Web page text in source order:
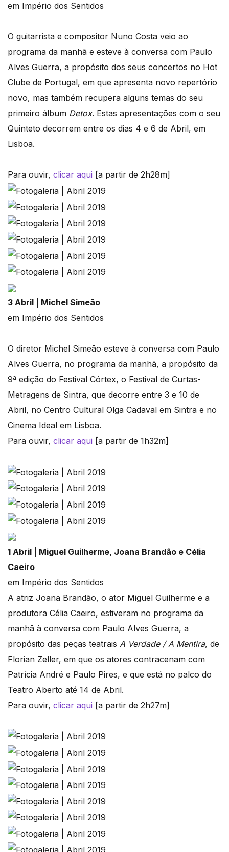
em Império dos Sentidos
O guitarrista e compositor Nuno Costa veio ao
programa da manhã e esteve à conversa com Paulo
Alves Guerra, a propósito dos seus concertos no Hot
Clube de Portugal, em que apresenta novo repertório
novo, mas também recupera alguns temas do seu
primeiro álbum Detox. Estas apresentações com o seu
Quinteto decorrem entre os dias 4 e 6 de Abril, em
Lisboa.
Para ouvir, clicar aqui [a partir de 2h28m]
3 Abril | Michel Simeão
em Império dos Sentidos
O diretor Michel Simeão esteve à conversa com Paulo
Alves Guerra, no programa da manhã, a propósito da
9ª edição do Festival Córtex, o Festival de Curtas-
Metragens de Sintra, que decorre entre 3 e 10 de
Abril, no Centro Cultural Olga Cadaval em Sintra e no
Cinema Ideal em Lisboa.
Para ouvir, clicar aqui [a partir de 1h32m]
1 Abril | Miguel Guilherme, Joana Brandão e Célia
Caeiro
em Império dos Sentidos
A atriz Joana Brandão, o ator Miguel Guilherme e a
produtora Célia Caeiro, estiveram no programa da
manhã à conversa com Paulo Alves Guerra, a
propósito das peças teatrais A Verdade / A Mentira, de
Florian Zeller, em que os atores contracenam com
Patrícia André e Paulo Pires, e que está no palco do
Teatro Aberto até 14 de Abril.
Para ouvir, clicar aqui [a partir de 2h27m]